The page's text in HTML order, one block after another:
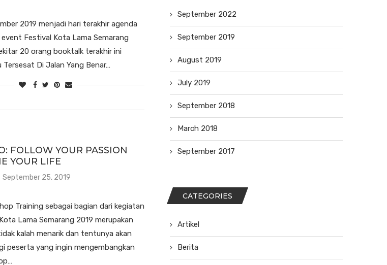
2019 menjadi hari terakhir agenda
Festival Kota Lama Semarang
20 orang booktalk terakhir ini
Tersesat Di Jalan Yang Benar…
FOLLOW YOUR PASSION
YOUR LIFE
September 25, 2019
Training sebagai bagian dari kegiatan
Lama Semarang 2019 merupakan
kalah menarik dan tentunya akan
peserta yang ingin mengembangkan
September 2022
September 2019
August 2019
July 2019
September 2018
March 2018
September 2017
CATEGORIES
Artikel
Berita